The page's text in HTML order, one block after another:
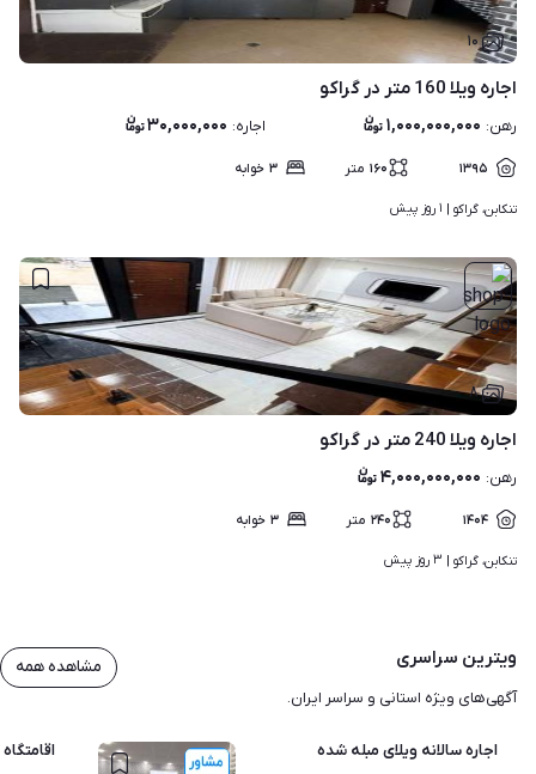
۱۰
اجاره ویلا 160 متر در گراکو
رهن: ۱,۰۰۰,۰۰۰,۰۰۰ اجاره: ۳۰,۰۰۰,۰۰۰
۱۳۹۵ ۱۶۰ متر ۳ خوابه
تنکابن، گراکو | ۱ روز پیش
۸
اجاره ویلا 240 متر در گراکو
رهن: ۴,۰۰۰,۰۰۰,۰۰۰
۱۴۰۴ ۲۴۰ متر ۳ خوابه
تنکابن، گراکو | ۳ روز پیش
ویترین سراسری
آگهی‌های ویژه استانی و سراسر ایران.
مشاهده همه
اجاره سالانه ویلای مبله شده